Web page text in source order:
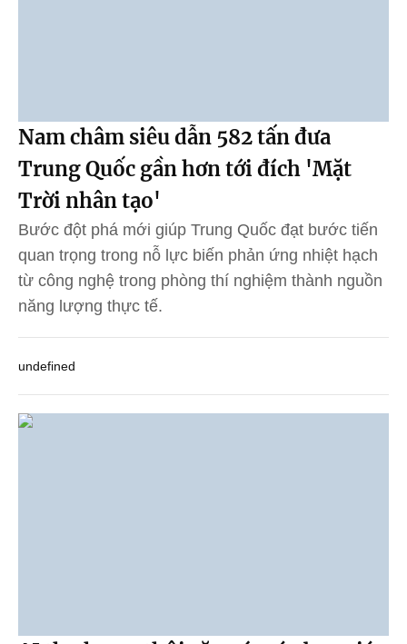
Nam châm siêu dẫn 582 tấn đưa
Trung Quốc gần hơn tới đích 'Mặt
Trời nhân tạo'
Bước đột phá mới giúp Trung Quốc đạt bước tiến
quan trọng trong nỗ lực biến phản ứng nhiệt hạch
từ công nghệ trong phòng thí nghiệm thành nguồn
năng lượng thực tế.
undefined